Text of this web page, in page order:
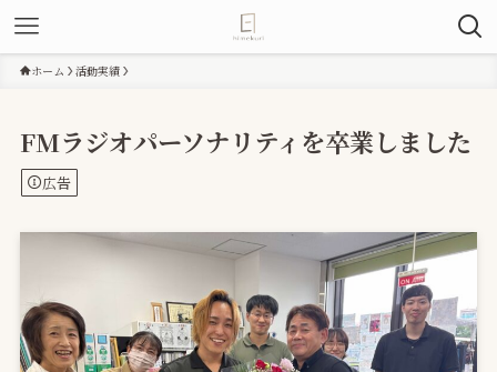
ホーム 活動実績
FMラジオパーソナリティを卒業しました
広告